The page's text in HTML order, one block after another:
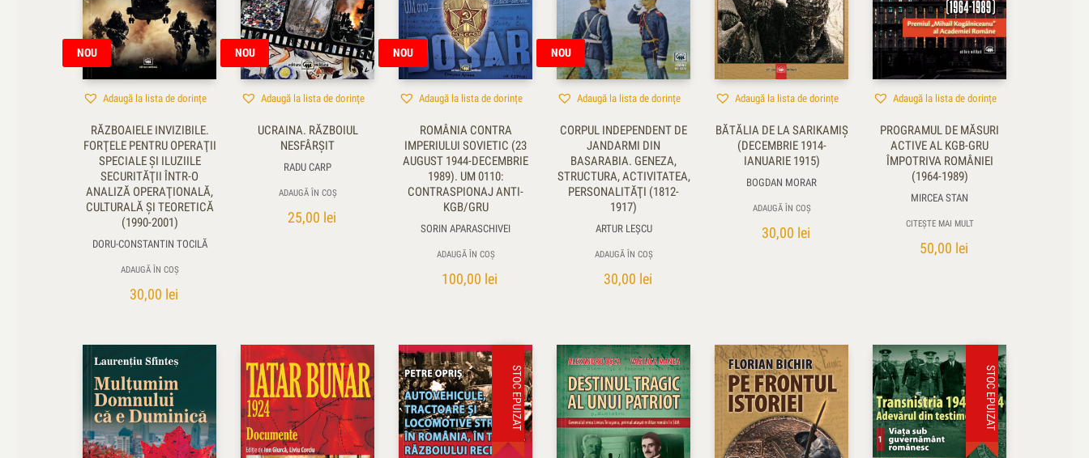
NOU
Adaugă la lista de dorințe
RĂZBOAIELE INVIZIBILE.
FORŢELE PENTRU OPERAŢII
SPECIALE ŞI ILUZIILE
SECURITĂŢII ÎNTR-O
ANALIZĂ OPERAŢIONALĂ,
CULTURALĂ ŞI TEORETICĂ
(1990-2001)
DORU-CONSTANTIN TOCILĂ
ADAUGĂ ÎN COȘ
30,00 lei
NOU
Adaugă la lista de dorințe
UCRAINA. RĂZBOIUL
NESFÂRȘIT
RADU CARP
ADAUGĂ ÎN COȘ
25,00 lei
NOU
Adaugă la lista de dorințe
ROMÂNIA CONTRA
IMPERIULUI SOVIETIC (23
AUGUST 1944-DECEMBRIE
1989). UM 0110:
CONTRASPIONAJ ANTI-
KGB/GRU
SORIN APARASCHIVEI
ADAUGĂ ÎN COȘ
100,00 lei
NOU
Adaugă la lista de dorințe
CORPUL INDEPENDENT DE
JANDARMI DIN
BASARABIA. GENEZA,
STRUCTURA, ACTIVITATEA,
PERSONALITĂŢI (1812-
1917)
ARTUR LEŞCU
ADAUGĂ ÎN COȘ
30,00 lei
Adaugă la lista de dorințe
BĂTĂLIA DE LA SARIKAMIŞ
(DECEMBRIE 1914-
IANUARIE 1915)
BOGDAN MORAR
ADAUGĂ ÎN COȘ
30,00 lei
Adaugă la lista de dorințe
PROGRAMUL DE MĂSURI
ACTIVE AL KGB-GRU
ÎMPOTRIVA ROMÂNIEI
(1964-1989)
MIRCEA STAN
CITEȘTE MAI MULT
50,00 lei
STOC EPUIZAT STOC EPUIZAT